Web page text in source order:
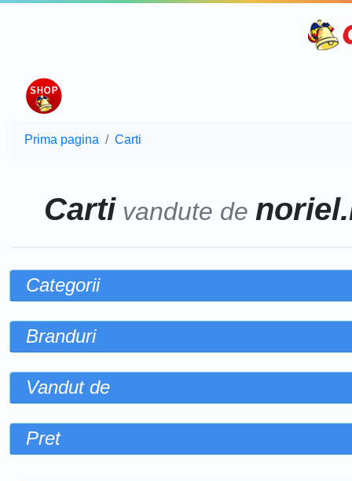
Prima pagina Carti
Carti vandute de
Categorii
Branduri
Vandut de
Pret